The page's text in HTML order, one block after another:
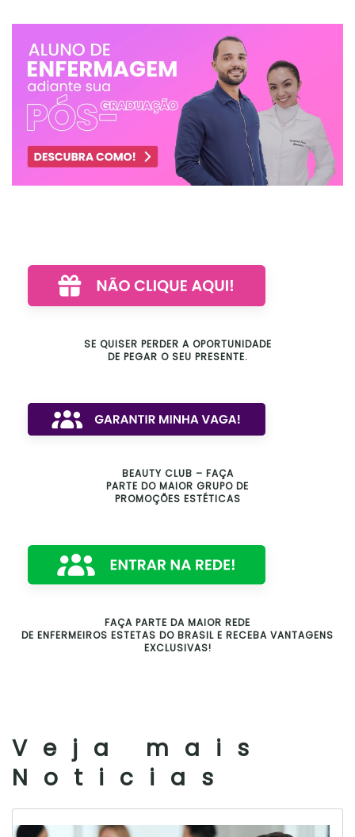
SE QUISER PERDER A OPORTUNIDADE
DE PEGAR O SEU PRESENTE.
BEAUTY CLUB – FAÇA
PARTE DO MAIOR GRUPO DE
PROMOÇÕES ESTÉTICAS
FAÇA PARTE DA MAIOR REDE
DE ENFERMEIROS ESTETAS DO BRASIL E RECEBA VANTAGENS
EXCLUSIVAS!
Veja mais
Noticias